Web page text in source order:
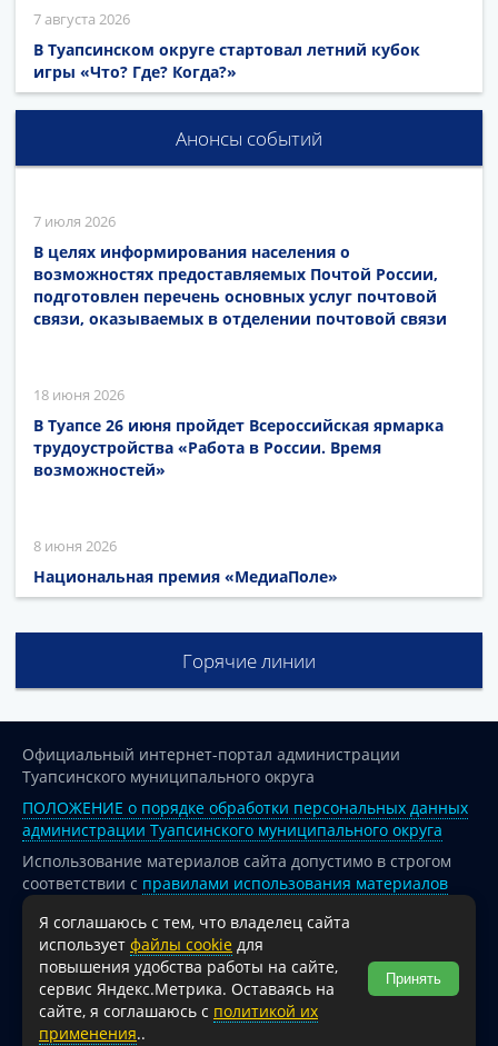
7 августа 2026
В Туапсинском округе стартовал летний кубок
игры «Что? Где? Когда?»
Анонсы событий
7 июля 2026
В целях информирования населения о
возможностях предоставляемых Почтой России,
подготовлен перечень основных услуг почтовой
связи, оказываемых в отделении почтовой связи
18 июня 2026
В Туапсе 26 июня пройдет Всероссийская ярмарка
трудоустройства «Работа в России. Время
возможностей»
8 июня 2026
Национальная премия «МедиаПоле»
Горячие линии
Официальный интернет-портал администрации
Туапсинского муниципального округа
ПОЛОЖЕНИЕ о порядке обработки персональных данных
администрации Туапсинского муниципального округа
Использование материалов сайта допустимо в строгом
соответствии с правилами использования материалов
опубликованных на сайте
При перепечатке и использовании информации ссылка
на источник обязательна.
Для сайтов и страниц сети Интернет обязательна
активная гиперссылка на официальный интернет-портал
администрации Туапсинского муниципального округа.
Я соглашаюсь с тем, что владелец сайта
использует файлы cookie для
повышения удобства работы на сайте,
сервис Яндекс.Метрика. Оставаясь на
сайте, я соглашаюсь с политикой их
применения..
Принять